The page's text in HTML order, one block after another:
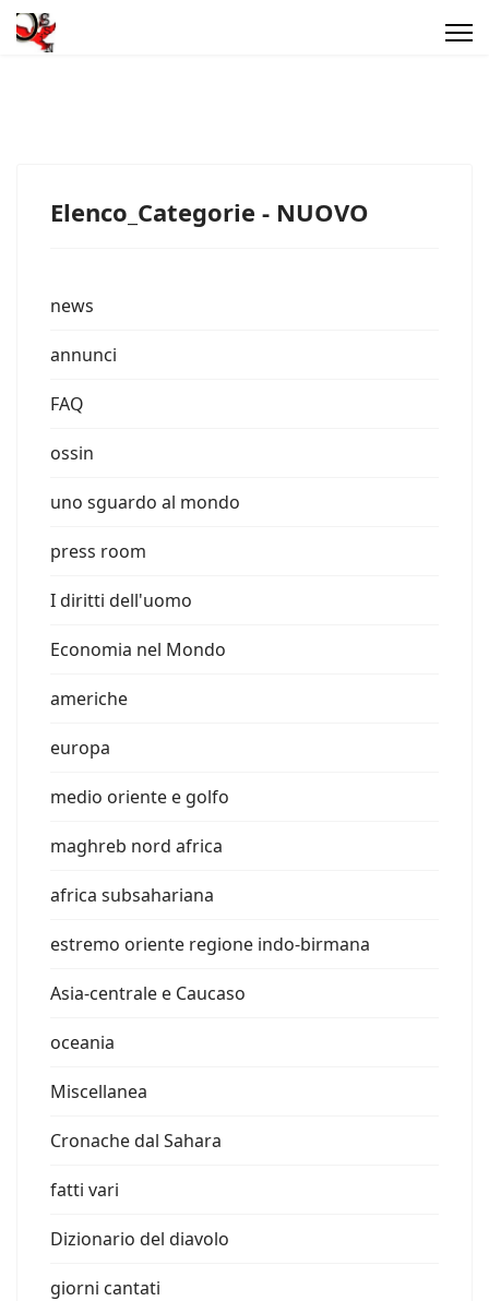
Elenco_Categorie - NUOVO
news
annunci
FAQ
ossin
uno sguardo al mondo
press room
I diritti dell'uomo
Economia nel Mondo
americhe
europa
medio oriente e golfo
maghreb nord africa
africa subsahariana
estremo oriente regione indo-birmana
Asia-centrale e Caucaso
oceania
Miscellanea
Cronache dal Sahara
fatti vari
Dizionario del diavolo
giorni cantati